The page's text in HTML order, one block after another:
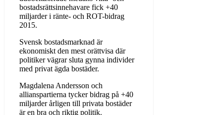
bostadsrättsinnehavare fick +40
miljarder i ränte- och ROT-bidrag
2015.
Svensk bostadsmarknad är
ekonomiskt den mest orättvisa där
politiker vägrar sluta gynna individer
med privat ägda bostäder.
Magdalena Andersson och
allianspartierna tycker bidrag på +40
miljarder årligen till privata bostäder
är en bra och riktig politik.